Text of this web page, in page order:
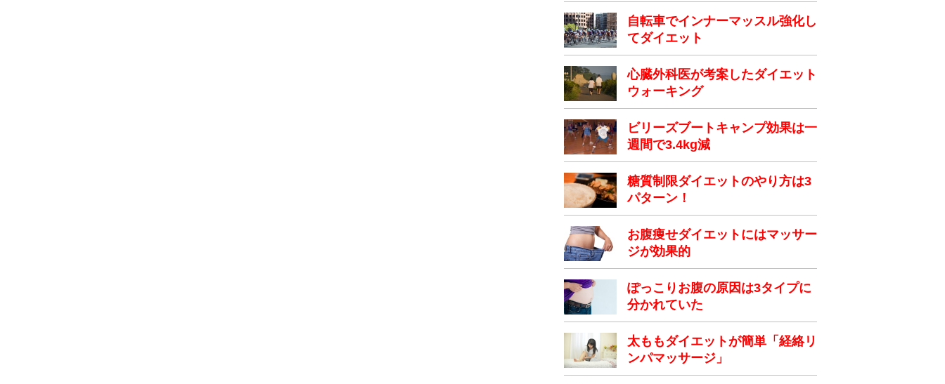
自転車でインナーマッスル強化し
てダイエット
心臓外科医が考案したダイエット
ウォーキング
ビリーズブートキャンプ効果は一
週間で3.4kg減
糖質制限ダイエットのやり方は3
パターン！
お腹痩せダイエットにはマッサー
ジが効果的
ぽっこりお腹の原因は3タイプに
分かれていた
太ももダイエットが簡単「経絡リ
ンパマッサージ」